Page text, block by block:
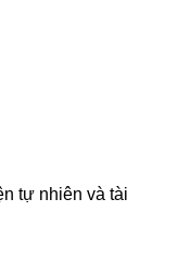
tự nhiên và tài